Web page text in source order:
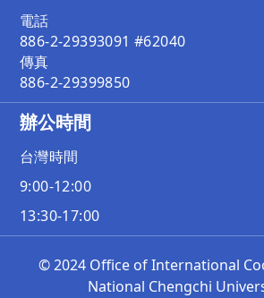
電話
886-2-29393091 #62040
傳真
886-2-29399850
辦公時間
台灣時間
9:00-12:00
13:30-17:00
© 2024 Office of International
National Chengchi